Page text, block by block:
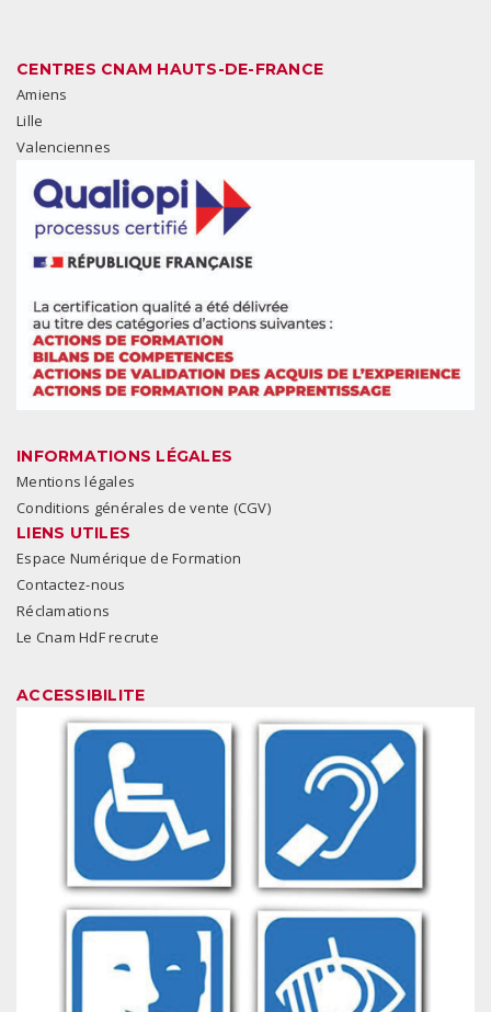
CENTRES CNAM HAUTS-DE-FRANCE
Amiens
Lille
Valenciennes
INFORMATIONS LÉGALES
Mentions légales
Conditions générales de vente (CGV)
LIENS UTILES
Espace Numérique de Formation
Contactez-nous
Réclamations
Le Cnam HdF recrute
ACCESSIBILITE